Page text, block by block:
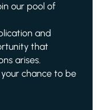
our pool of
and
that
arises.
chance to be